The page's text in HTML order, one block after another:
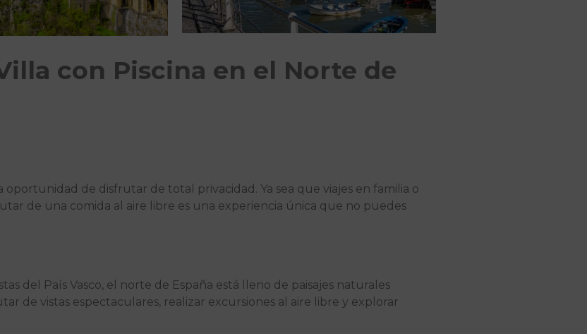
con Piscina en el Norte de
de disfrutar de total privacidad. Ya sea que viajes en familia o
de una comida al aire libre es una experiencia única que no puedes
del País Vasco, el norte de España está lleno de paisajes naturales
de vistas espectaculares, realizar excursiones al aire libre y explorar